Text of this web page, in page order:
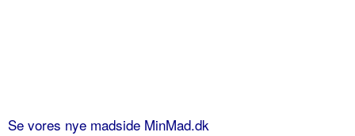
Se vores nye madside MinMad.dk